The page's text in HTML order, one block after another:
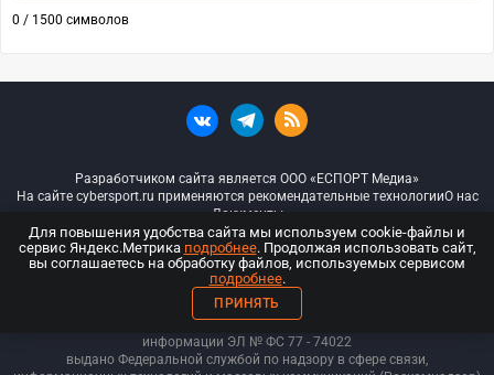
0 / 1500 символов
Разработчиком сайта является ООО «ЕСПОРТ Медиа»
На сайте cybersport.ru применяются рекомендательные технологииО нас
Документы
© ООО «Киберспорт.ру» — Все права защищены
18+
ООО «Киберспорт.ру». Свидетельство о регистрации средств массовой
информации ЭЛ № ФС 77 - 74022
выдано Федеральной службой по надзору в сфере связи,
Для повышения удобства сайта мы используем cookie-файлы и
сервис Яндекс.Метрика подробнее. Продолжая использовать сайт,
вы соглашаетесь на обработку файлов, используемых сервисом
подробнее.
ПРИНЯТЬ